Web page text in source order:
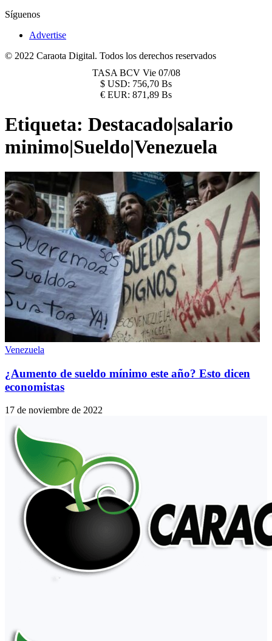
Síguenos
Advertise
© 2022 Caraota Digital. Todos los derechos reservados
TASA BCV Vie 07/08
$ USD: 756,70 Bs
€ EUR: 871,89 Bs
Etiqueta: Destacado|salario
minimo|Sueldo|Venezuela
Venezuela
¿Aumento de sueldo mínimo este año? Esto dicen
economistas
17 de noviembre de 2022